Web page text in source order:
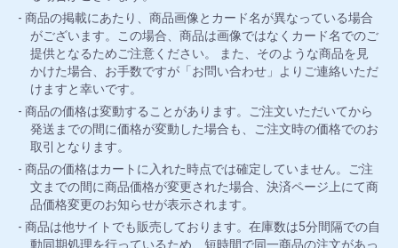
商品の掲載にあたり、商品画像とカード名が異なっている場合
がございます。この場合、商品は画像ではなくカード名でのご
提供となるためご注意ください。 また、そのような商品を見
かけた場合、お手数ですが「お問い合わせ」よりご連絡いただ
けますと幸いです。
商品の価格は変動することがあります。ご注文いただいてから
発送までの間に価格が変動した場合も、ご注文時の価格でのお
取引となります。
商品の価格はカートに入れた時点では確定していません。ご注
文までの間に商品価格が変更された場合、決済ページ上にて商
品価格変更のお知らせが表示されます。
商品は他サイトでも販売しております。在庫数は5分間隔での自
動同期処理を行っているため、短時間で同一商品の注文があっ